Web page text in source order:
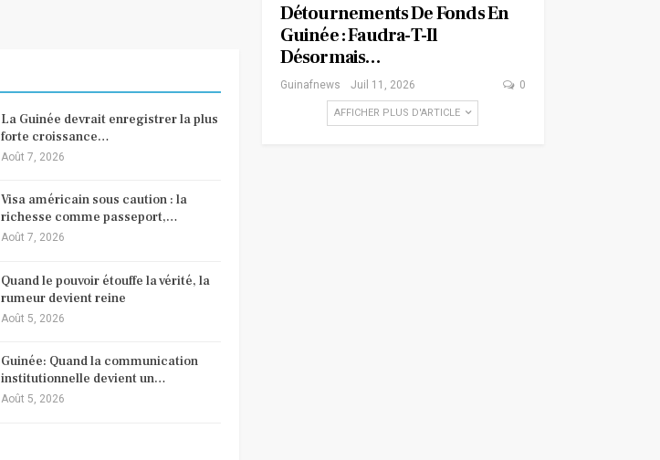
La Guinée devrait enregistrer la plus
forte croissance…
Août 7, 2026
Visa américain sous caution : la
richesse comme passeport,…
Août 7, 2026
Quand le pouvoir étouffe la vérité, la
rumeur devient reine
Août 5, 2026
Guinée: Quand la communication
institutionnelle devient un…
Août 5, 2026
Détournements De Fonds En
Guinée : Faudra-T-Il
Désormais…
Guinafnews Juil 11, 2026 0
AFFICHER PLUS D'ARTICLE